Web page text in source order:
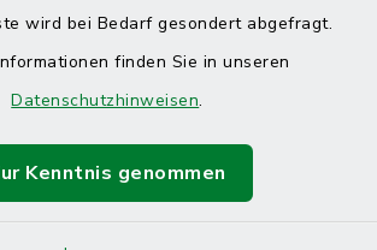
wird bei Bedarf gesondert abgefragt.
finden Sie in unseren
Datenschutzhinweisen.
Kenntnis genommen
Barrierefreiheit